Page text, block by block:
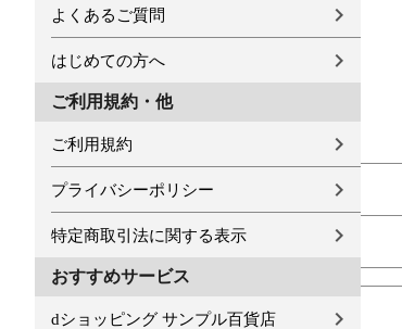
よくあるご質問
はじめての方へ
ご利用規約・他
ご利用規約
プライバシーポリシー
特定商取引法に関する表示
おすすめサービス
dショッピング サンプル百貨店